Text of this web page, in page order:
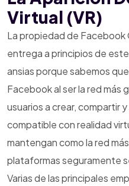
Virtual (VR)
La propiedad de Facebook
entrega a principios de
ansias porque sabemos
Facebook al ser la red más
usuarios a crear, compartir
compatible con realidad
mantengan como la red
plataformas seguramente
Varias de las principales